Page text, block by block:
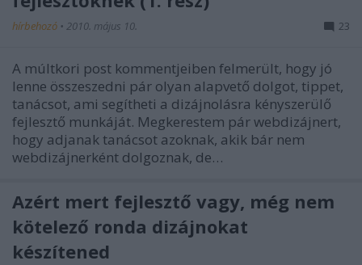
hírbehozó • 2010. május 10. 23
A múltkori post kommentjeiben felmerült, hogy jó
lenne összeszedni pár olyan alapvető dolgot, tippet,
tanácsot, ami segítheti a dizájnolásra kényszerülő
fejlesztő munkáját. Megkerestem pár webdizájnert,
hogy adjanak tanácsot azoknak, akik bár nem
webdizájnerként dolgoznak, de…
Azért mert fejlesztő vagy, még nem
kötelező ronda dizájnokat
készítened